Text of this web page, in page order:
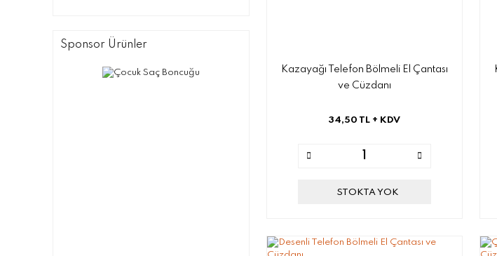
Sponsor Ürünler
Kazayağı Telefon Bölmeli El Çantası
ve Cüzdanı
34,50 TL + KDV
STOKTA YOK